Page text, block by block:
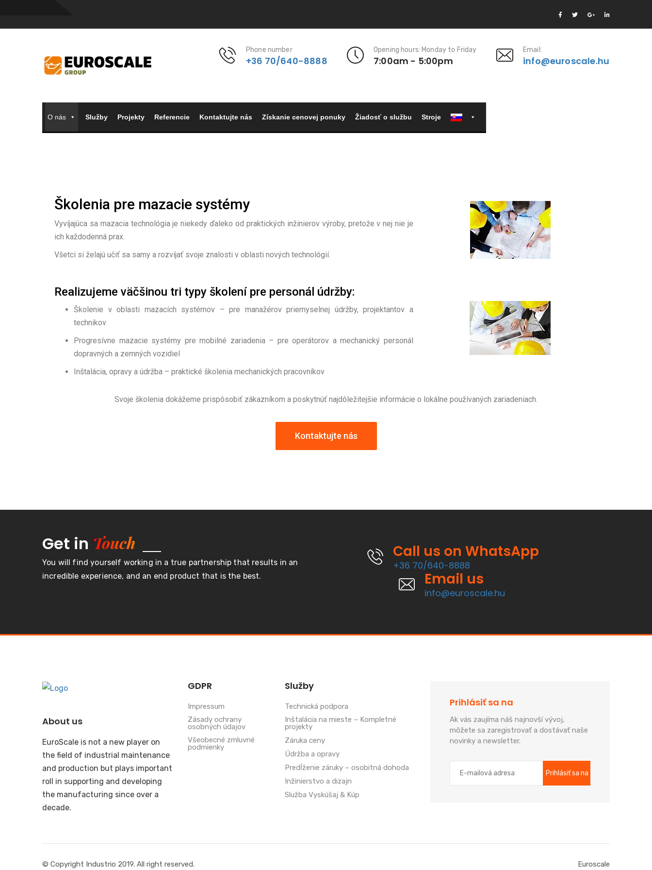
Phone number
+36 70/640-8888
Opening hours: Monday to Friday
7:00am - 5:00pm
Email:
info@euroscale.hu
O nás Služby Projekty Referencie Kontaktujte nás Získanie cenovej ponuky Žiadosť o službu Stroje
Školenia pre mazacie systémy
Vyvíjajúca sa mazacia technológia je niekedy ďaleko od praktických inžinierov výroby, pretože v nej nie je
ich každodenná prax.
Všetci si želajú učiť sa samy a rozvíjať svoje znalosti v oblasti nových technológií.
Realizujeme väčšinou tri typy školení pre personál údržby:
Školenie v oblasti mazacích systémov – pre manažérov priemyselnej údržby, projektantov a
technikov
Progresívne mazacie systémy pre mobilné zariadenia – pre operátorov a mechanický personál
dopravných a zemných vozidiel
Inštalácia, opravy a údržba – praktické školenia mechanických pracovníkov
Svoje školenia dokážeme prispôsobiť zákazníkom a poskytnúť najdôležitejšie informácie o lokálne používaných zariadeniach.
Kontaktujte nás
Get in Touch
You will find yourself working in a true partnership that results in an
incredible experience, and an end product that is the best.
Call us on WhatsApp
+36 70/640-8888
Email us
info@euroscale.hu
About us
EuroScale is not a new player on
the field of industrial maintenance
and production but plays important
roll in supporting and developing
the manufacturing since over a
decade.
GDPR
Impressum
Zásady ochrany
osobných údajov
Všeobecné zmluvné
podmienky
Služby
Technická podpora
Inštalácia na mieste – Kompletné
projekty
Záruka ceny
Údržba a opravy
Predĺženie záruky – osobitná dohoda
Inžinierstvo a dizajn
Služba Vyskúšaj & Kúp
Prihlásiť sa na
Ak vás zaujíma náš najnovší vývoj,
môžete sa zaregistrovať a dostávať naše
novinky a newsletter.
© Copyright Industrio 2019. All right reserved. Euroscale